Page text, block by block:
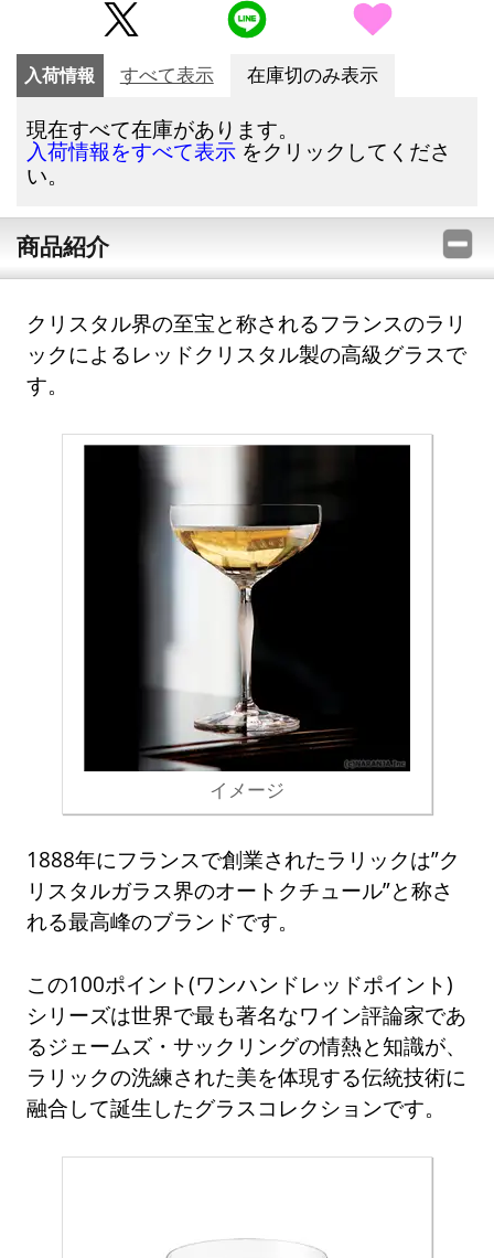
入荷情報 すべて表示 在庫切のみ表示
現在すべて在庫があります。
入荷情報をすべて表示 をクリックしてくださ
い。
商品紹介
クリスタル界の至宝と称されるフランスのラリ
ックによるレッドクリスタル製の高級グラスで
す。
イメージ
1888年にフランスで創業されたラリックは”ク
リスタルガラス界のオートクチュール”と称さ
れる最高峰のブランドです。
この100ポイント(ワンハンドレッドポイント)
シリーズは世界で最も著名なワイン評論家であ
るジェームズ・サックリングの情熱と知識が、
ラリックの洗練された美を体現する伝統技術に
融合して誕生したグラスコレクションです。